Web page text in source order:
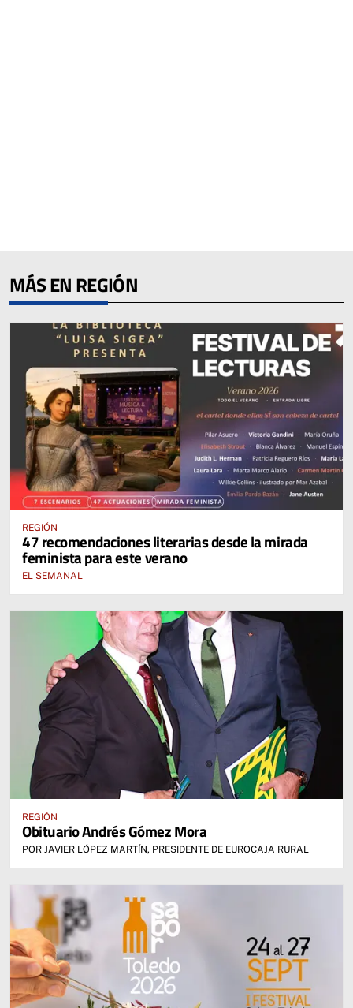
MÁS EN REGIÓN
REGIÓN
47 recomendaciones literarias desde la mirada
feminista para este verano
EL SEMANAL
REGIÓN
Obituario Andrés Gómez Mora
POR JAVIER LÓPEZ MARTÍN, PRESIDENTE DE EUROCAJA RURAL